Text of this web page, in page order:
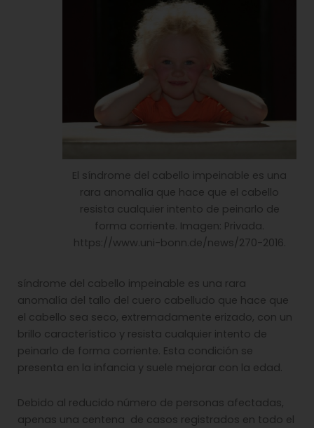
El síndrome del cabello impeinable es una
rara anomalía que hace que el cabello
resista cualquier intento de peinarlo de
forma corriente. Imagen: Privada.
https://www.uni-bonn.de/news/270-2016.
síndrome del cabello impeinable es una rara
anomalía del tallo del cuero cabelludo que hace que
el cabello sea seco, extremadamente erizado, con un
brillo característico y resista cualquier intento de
peinarlo de forma corriente. Esta condición se
presenta en la infancia y suele mejorar con la edad.
Debido al reducido número de personas afectadas,
apenas una centena de casos registrados en todo el